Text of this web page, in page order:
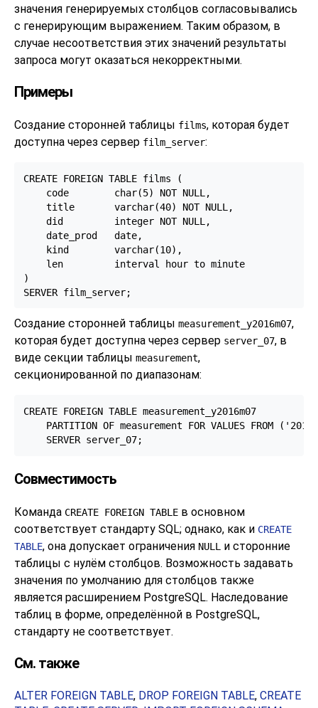
значения генерируемых столбцов согласовывались
с генерирующим выражением. Таким образом, в
случае несоответствия этих значений результаты
запроса могут оказаться некорректными.
Примеры
Создание сторонней таблицы films, которая будет
доступна через сервер film_server:
CREATE FOREIGN TABLE films (
    code        char(5) NOT NULL,
    title       varchar(40) NOT NULL,
    did         integer NOT NULL,
    date_prod   date,
    kind        varchar(10),
    len         interval hour to minute
)
SERVER film_server;
Создание сторонней таблицы measurement_y2016m07,
которая будет доступна через сервер server_07, в
виде секции таблицы measurement,
секционированной по диапазонам:
CREATE FOREIGN TABLE measurement_y2016m07
PARTITION OF measurement FOR VALUES FROM
    SERVER server_07;
Совместимость
Команда CREATE FOREIGN TABLE в основном
соответствует стандарту SQL; однако, как и CREATE
TABLE, она допускает ограничения NULL
и сторонние
таблицы с нулём столбцов. Возможность задавать
значения по умолчанию для столбцов также
является расширением PostgreSQL. Наследование
таблиц в форме, определённой в PostgreSQL,
стандарту не соответствует.
См. также
ALTER FOREIGN TABLE, DROP FOREIGN TABLE, CREATE